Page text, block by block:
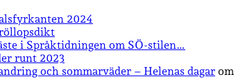
2024
i Språktidningen om SÖ-stilen…
runt 2023
och sommarväder – Helenas dagar om